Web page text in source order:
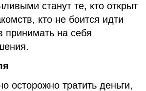
станут те, кто открыт
кто не боится идти
принимать на себя
осторожно тратить деньги,